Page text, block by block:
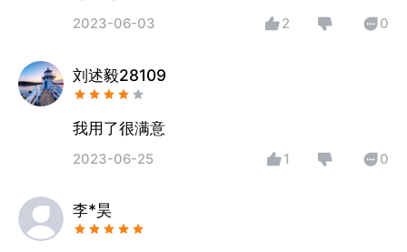
2023-06-03 2 0
刘述毅28109
我用了很满意
2023-06-25 1 0
李*昊